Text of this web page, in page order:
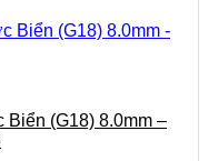
(G18) 8.0mm –